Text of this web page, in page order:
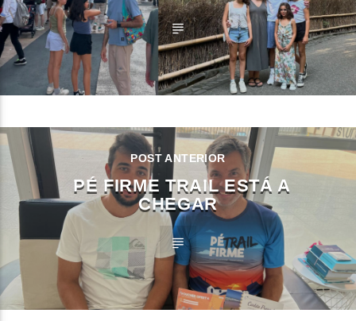
POST ANTERIOR
PÉ FIRME TRAIL ESTÁ A
CHEGAR